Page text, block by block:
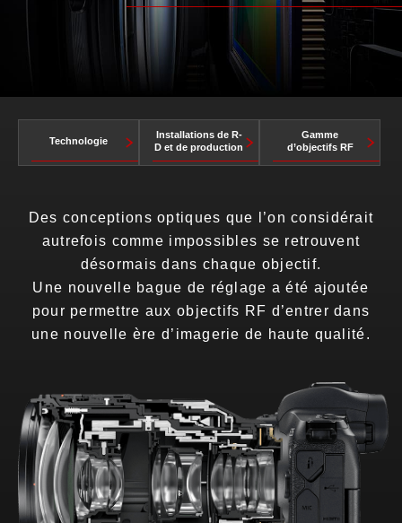
Technologie
Installations de R-
D et de production
Gamme
d’objectifs RF
Des conceptions optiques que l’on considérait
autrefois comme impossibles se retrouvent
désormais dans chaque objectif.
Une nouvelle bague de réglage a été ajoutée
pour permettre aux objectifs RF d’entrer dans
une nouvelle ère d’imagerie de haute qualité.